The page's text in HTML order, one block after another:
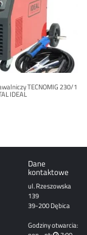
TECNOMIG 230/1
IDEAL
Dane
kontaktowe
ul. Rzeszowska
139
39-200 Dębica
Godziny otwarcia: